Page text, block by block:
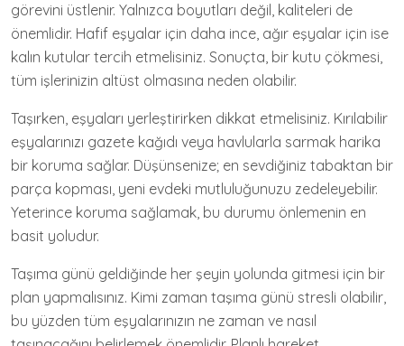
görevini üstlenir. Yalnızca boyutları değil, kaliteleri de
önemlidir. Hafif eşyalar için daha ince, ağır eşyalar için ise
kalın kutular tercih etmelisiniz. Sonuçta, bir kutu çökmesi,
tüm işlerinizin altüst olmasına neden olabilir.
Taşırken, eşyaları yerleştirirken dikkat etmelisiniz. Kırılabilir
eşyalarınızı gazete kağıdı veya havlularla sarmak harika
bir koruma sağlar. Düşünsenize; en sevdiğiniz tabaktan bir
parça kopması, yeni evdeki mutluluğunuzu zedeleyebilir.
Yeterince koruma sağlamak, bu durumu önlemenin en
basit yoludur.
Taşıma günü geldiğinde her şeyin yolunda gitmesi için bir
plan yapmalısınız. Kimi zaman taşıma günü stresli olabilir,
bu yüzden tüm eşyalarınızın ne zaman ve nasıl